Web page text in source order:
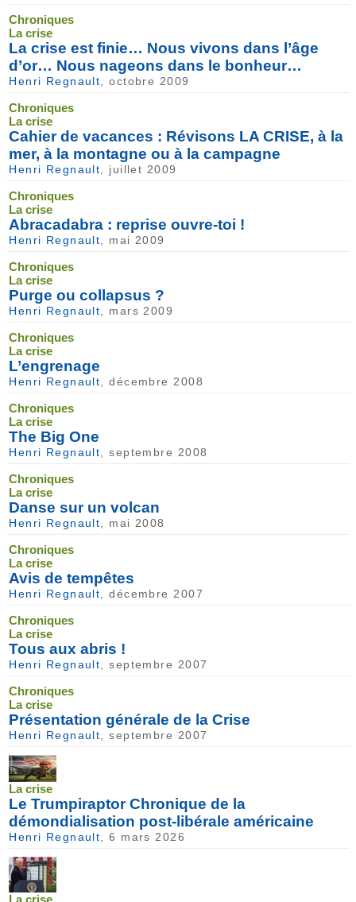
Chroniques
La crise
La crise est finie… Nous vivons dans l’âge
d’or… Nous nageons dans le bonheur…
Henri Regnault , octobre 2009
Chroniques
La crise
Cahier de vacances : Révisons LA CRISE, à la
mer, à la montagne ou à la campagne
Henri Regnault , juillet 2009
Chroniques
La crise
Abracadabra : reprise ouvre-toi !
Henri Regnault , mai 2009
Chroniques
La crise
Purge ou collapsus ?
Henri Regnault , mars 2009
Chroniques
La crise
L’engrenage
Henri Regnault , décembre 2008
Chroniques
La crise
The Big One
Henri Regnault , septembre 2008
Chroniques
La crise
Danse sur un volcan
Henri Regnault , mai 2008
Chroniques
La crise
Avis de tempêtes
Henri Regnault , décembre 2007
Chroniques
La crise
Tous aux abris !
Henri Regnault , septembre 2007
Chroniques
La crise
Présentation générale de la Crise
Henri Regnault , septembre 2007
La crise
Le Trumpiraptor Chronique de la
démondialisation post-libérale américaine
Henri Regnault , 6 mars 2026
La crise